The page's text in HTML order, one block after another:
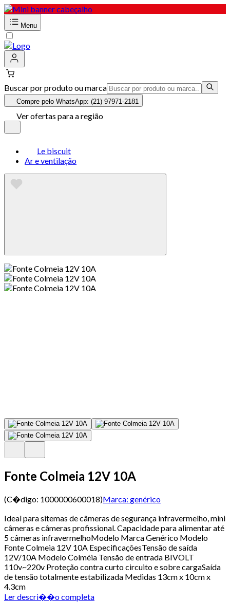
Menu
Buscar por produto ou marca
Compre pelo WhatsApp: (21) 97971-2181
Ver ofertas para a região
Le biscuit
Ar e ventilação
Fonte Colmeia 12V 10A
(C�digo: 1000000600018)Marca: genérico
Ideal para sitemas de câmeras de segurança infravermelho, mini
câmeras e câmeras profissional. Capacidade para alimentar até
5 câmeras infravermelhoModelo Marca Genérico Modelo
Fonte Colmeia 12V 10A EspecificaçõesTensão de saída
12V/10A Modelo Colméia Tensão de entrada BIVOLT
110v~220v Proteção contra curto circuito e sobre cargaSaída
de tensão totalmente estabilizada Medidas 13cm x 10cm x
4.3cm
Ler descri��o completa